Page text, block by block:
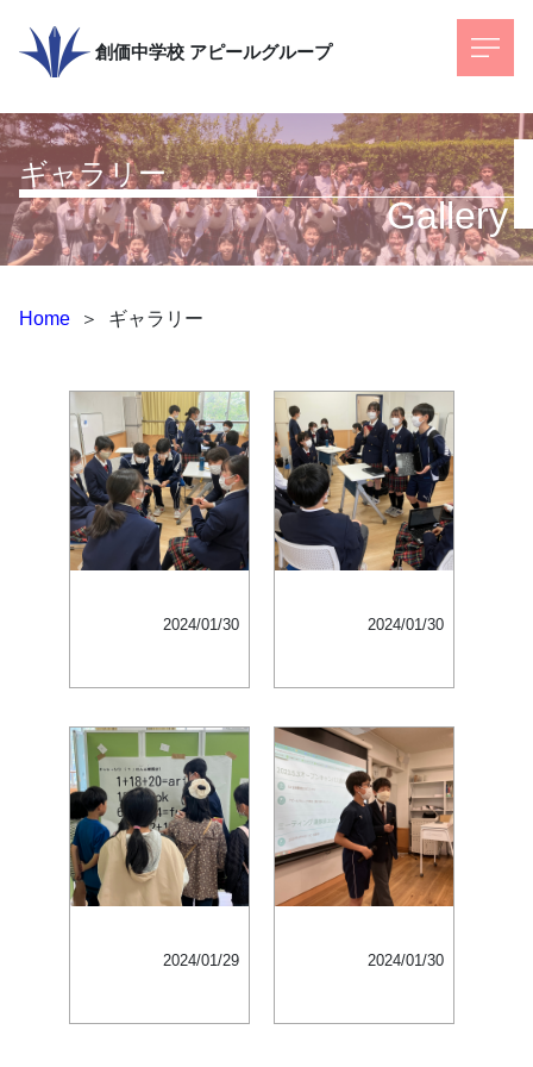
創価中学校 アピールグループ
ギャラリー
Gallery
Home ＞ ギャラリー
2024/01/30 2024/01/30
2024/01/29 2024/01/30